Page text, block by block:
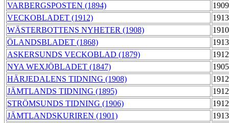
VARBERGSPOSTEN (1894)
VECKOBLADET (1912)
WÄSTERBOTTENS NYHETER (1908)
ÖLANDSBLADET (1868)
ASKERSUNDS VECKOBLAD (1879)
NYA WEXJÖBLADET (1847)
HÄRJEDALENS TIDNING (1908)
JÄMTLANDS TIDNING (1895)
STRÖMSUNDS TIDNING (1906)
JÄMTLANDSKURIREN (1901)